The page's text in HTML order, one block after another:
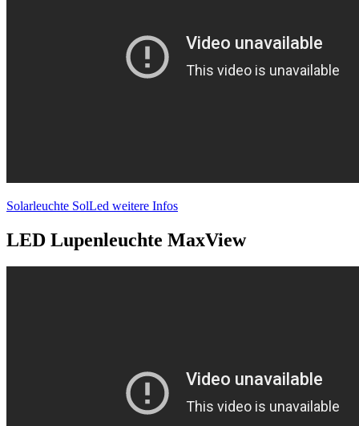
Solarleuchte SolLed weitere Infos
LED Lupenleuchte MaxView